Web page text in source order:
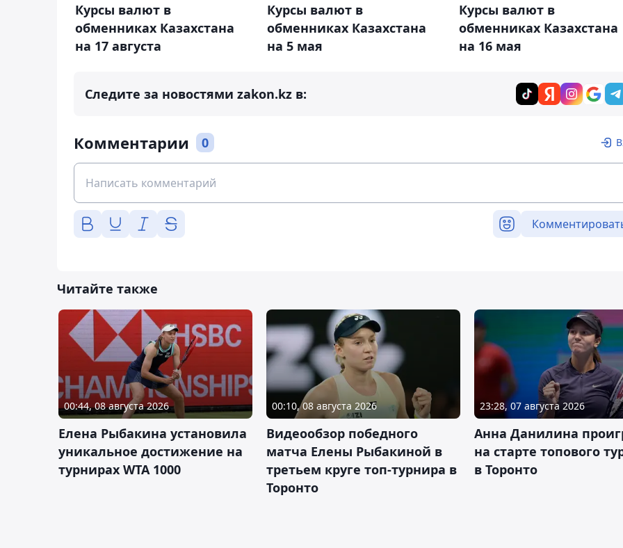
Курсы валют в
обменниках Казахстана
на 17 августа
Курсы валют в
обменниках Казахстана
на 5 мая
Курсы валют в
обменниках Казахстана
на 16 мая
Следите за новостями zakon.kz в:
Комментарии 0
Читайте также
00:44, 08 августа 2026
Елена Рыбакина установила
уникальное достижение на
турнирах WTA 1000
00:10, 08 августа 2026
Видеообзор победного
матча Елены Рыбакиной в
третьем круге топ-турнира в
Торонто
23:28, 07 августа 2026
Анна Данилина
на старте топового
в Торонто